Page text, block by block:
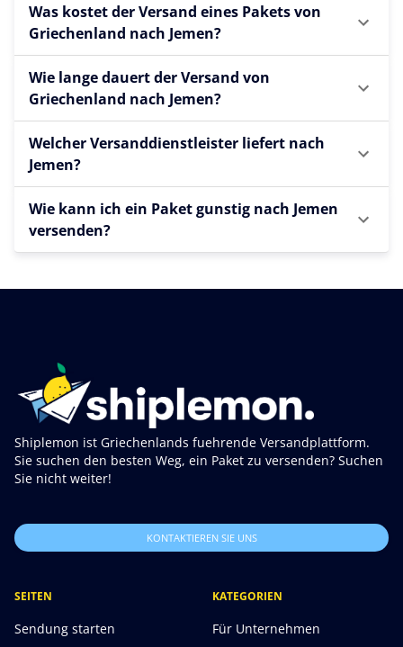
Was kostet der Versand eines Pakets von
Griechenland nach Jemen?
Wie lange dauert der Versand von
Griechenland nach Jemen?
Welcher Versanddienstleister liefert nach
Jemen?
Wie kann ich ein Paket gunstig nach Jemen
versenden?
Shiplemon ist Griechenlands fuehrende Versandplattform.
Sie suchen den besten Weg, ein Paket zu versenden? Suchen
Sie nicht weiter!
KONTAKTIEREN SIE UNS
SEITEN
Sendung starten
KATEGORIEN
Für Unternehmen